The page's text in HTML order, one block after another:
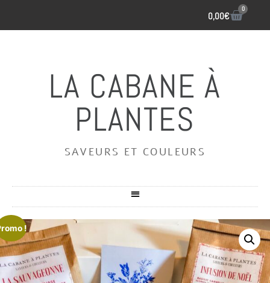
0,00€
0
LA CABANE À
PLANTES
SAVEURS ET COULEURS
!